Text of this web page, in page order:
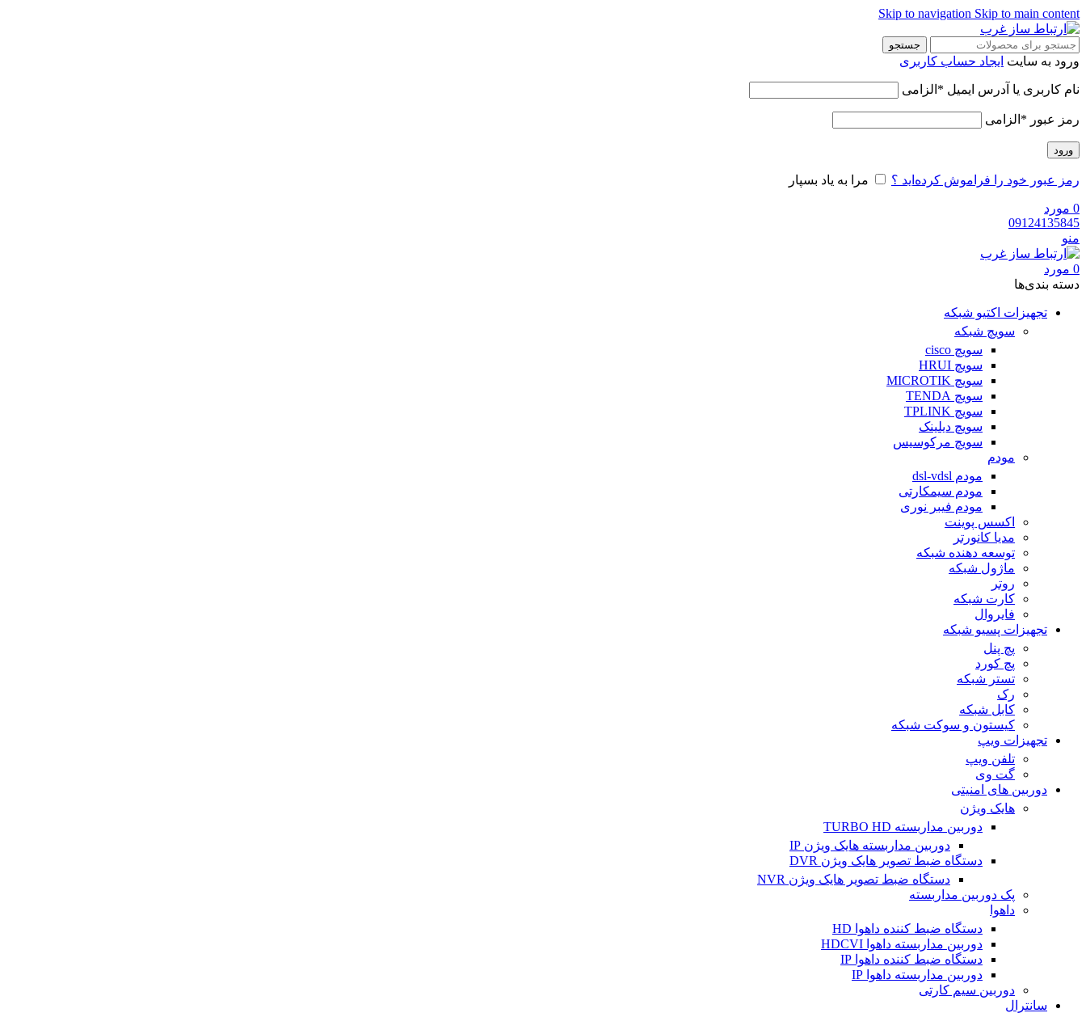
Skip to navigation Skip to main content
جستجو
ورود به سایت ایجاد حساب کاربری
نام کاربری یا آدرس ایمیل * الزامی
رمز عبور * الزامی
ورود
رمز عبور خود را فراموش کرده‌اید ؟ مرا به یاد بسپار
0 مورد
09124135845
منو
0 مورد
دسته‌ بندی‌ها
تجهیزات اکتیو شبکه
سویچ شبکه
سویچ cisco
سویچ HRUI
سویچ MICROTIK
سویچ TENDA
سویچ TPLINK
سویچ دیلینک
سویچ مرکوسیس
مودم
مودم dsl-vdsl
مودم سیمکارتی
مودم فیبر نوری
اکسس پوینت
مدیا کانورتر
توسعه دهنده شبکه
ماژول شبکه
روتر
کارت شبکه
فایروال
تجهیزات پسیو شبکه
پچ پنل
پچ کورد
تستر شبکه
رک
کابل شبکه
کیستون و سوکت شبکه
تجهیزات ویپ
تلفن ویپ
گت وی
دوربین های امنیتی
هایک ویژن
دوربین مداربسته TURBO HD
دوربین مداربسته هایک ویژن IP
دستگاه ضبط تصویر هایک ویژن DVR
دستگاه ضبط تصویر هایک ویژن NVR
پک دوربین مداربسته
داهوا
دستگاه ضبط کننده داهوا HD
دوربین مداربسته داهوا HDCVI
دستگاه ضبط کننده داهوا IP
دوربین مداربسته داهوا IP
دوربین سیم کارتی
سانترال